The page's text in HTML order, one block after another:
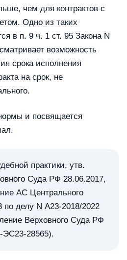
чем для контрактов с
Одно из таких
в п. 9 ч. 1 ст. 95 Закона N
возможность
срока исполнения
на срок, не
и посвящается
практики, утв.
Суда РФ 28.06.2017,
АС Центрального
по делу N А23-2018/2022
Верховного Суда РФ
ЭС23-28565).